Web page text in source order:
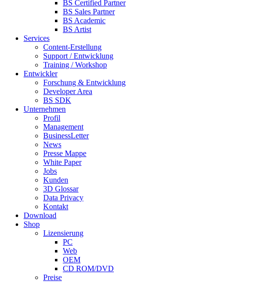
BS Certified Partner
BS Sales Partner
BS Academic
BS Artist
Services
Content-Erstellung
Support / Entwicklung
Training / Workshop
Entwickler
Forschung & Entwicklung
Developer Area
BS SDK
Unternehmen
Profil
Management
BusinessLetter
News
Presse Mappe
White Paper
Jobs
Kunden
3D Glossar
Data Privacy
Kontakt
Download
Shop
Lizensierung
PC
Web
OEM
CD ROM/DVD
Preise